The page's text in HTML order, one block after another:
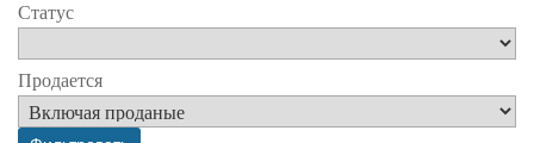
Статус
Продается